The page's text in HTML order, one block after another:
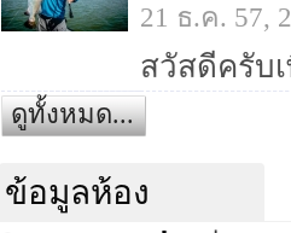
21 ธ.ค. 57,
ดูทั้งหมด...
ข้อมูลห้อง